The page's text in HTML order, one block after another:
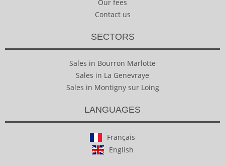
Our fees
Contact us
SECTORS
Sales in Bourron Marlotte
Sales in La Genevraye
Sales in Montigny sur Loing
LANGUAGES
Français
English